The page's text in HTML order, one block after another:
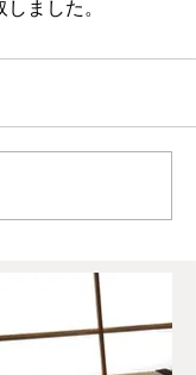
ました。